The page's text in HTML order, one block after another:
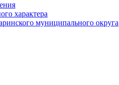
характера
муниципального округа